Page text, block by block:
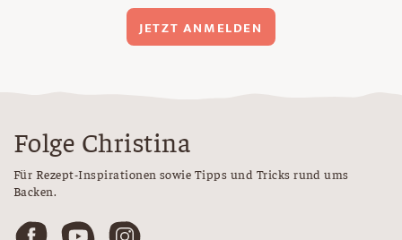
JETZT ANMELDEN
Folge Christina
Für Rezept-Inspirationen sowie Tipps und Tricks rund ums
Backen.